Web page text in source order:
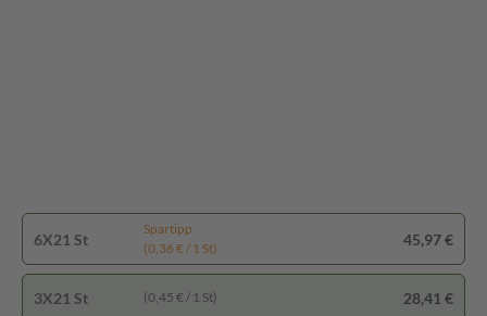
6X21 St
Spartipp
(0,36 € / 1 St)
45,97 €
3X21 St (0,45 € / 1 St) 28,41 €